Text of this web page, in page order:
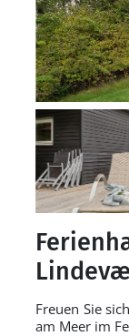
Freuen Sie
am Meer im